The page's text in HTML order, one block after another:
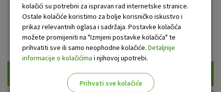
Bankomat Poslovnica
Prikaži samo uplatne bankomate
kolačići su potrebni za ispravan rad internetske stranice.
Ostale kolačiće koristimo za bolje korisničko iskustvo i
prikaz relevantnih oglasa i sadržaja. Postavke kolačića
možete promijeniti na "Izmjeni postavke kolačića" te
prihvatiti sve ili samo neophodne kolačiće. Detaljnije
informacije o kolačićima i njihovoj upotrebi.
Prihvati sve kolačiće